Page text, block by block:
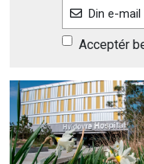
Din e-mail
Acceptér